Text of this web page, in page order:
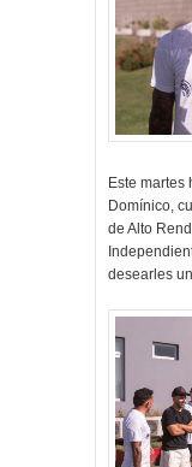
Este martes
Domínico,
de Alto
desearles